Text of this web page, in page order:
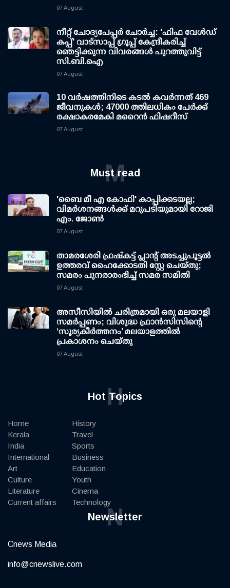
07 August
നീറ്റ് ചോദ്യപേപ്പര്‍ ചോര്‍ച്ച: 'ഫിഫ വേള്‍ഡ്
കപ്പ്' വാട്സാപ്പ് ഗ്രൂപ്പ് കേന്ദ്രീകരിച്ച്
ഞെട്ടിക്കുന്ന വിവരങ്ങള്‍ പുറത്തുവിട്ട്
സി.ബി.ഐ
07 August
10 വര്‍ഷത്തിനിടെ കടല്‍ കവര്‍ന്നത് 469
ജീവനുകള്‍; 47000 ത്തിലധികം പേര്‍ക്ക്
രക്ഷാകരമേകി മറൈന്‍ ഫിഷറീസ്
07 August
Must read
M
'ബൈ മീ എ കോഫി' കാപ്പിക്കടയല്ല;
വിമര്‍ശനങ്ങള്‍ക്ക് മറുപടിയുമായി റോജി
എം. ജോണ്‍
07 August
താമരശേരി ഫ്രഷ്കട്ട് പ്ലാന്റ് അടച്ചുപൂട്ടൽ
ഉത്തരവ് ഹൈക്കോടതി സ്റ്റേ ചെയ്തു;
സമരം പുനരാരംഭിച്ച് സമര സമിതി
07 August
അസീസിയിൽ ചരിത്രമായി ഒരു മലയാളി
സമർപ്പണം; വിശുദ്ധ ഫ്രാൻസിസിന്റെ
‘സൂര്യകീർത്തനം’ മലയാളത്തിൽ
പ്രകാശനം ചെയ്തു
07 August
Hot Topics
H
Home
Kerala
India
International
Art
Culture
Literature
Current affairs
History
Travel
Sports
Business
Education
Youth
Cinema
Technology
Newsletter
N
Cnews Media
info@cnewslive.com